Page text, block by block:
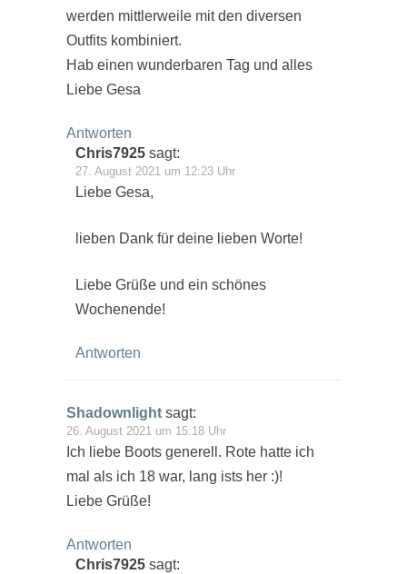
werden mittlerweile mit den diversen
Outfits kombiniert.
Hab einen wunderbaren Tag und alles
Liebe Gesa
Antworten
Chris7925 sagt:
27. August 2021 um 12:23 Uhr
Liebe Gesa,
lieben Dank für deine lieben Worte!
Liebe Grüße und ein schönes
Wochenende!
Antworten
Shadownlight sagt:
26. August 2021 um 15:18 Uhr
Ich liebe Boots generell. Rote hatte ich
mal als ich 18 war, lang ists her :)!
Liebe Grüße!
Antworten
Chris7925 sagt: